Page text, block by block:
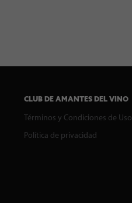
CLUB DE AMANTES DEL VINO
Términos y Condiciones de Uso
Política de privacidad